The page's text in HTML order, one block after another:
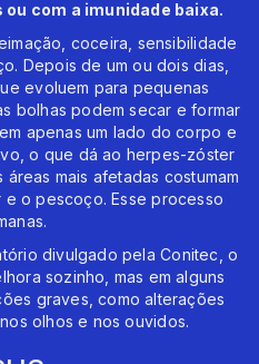
com a imunidade baixa.
coceira, sensibilidade
Depois de um ou dois dias,
evoluem para pequenas
bolhas podem secar e formar
apenas um lado do corpo e
o que dá ao herpes-zóster
mais afetadas costumam
o pescoço. Esse processo
divulgado pela Conitec, o
sozinho, mas em alguns
graves, como alterações
olhos e nos ouvidos.